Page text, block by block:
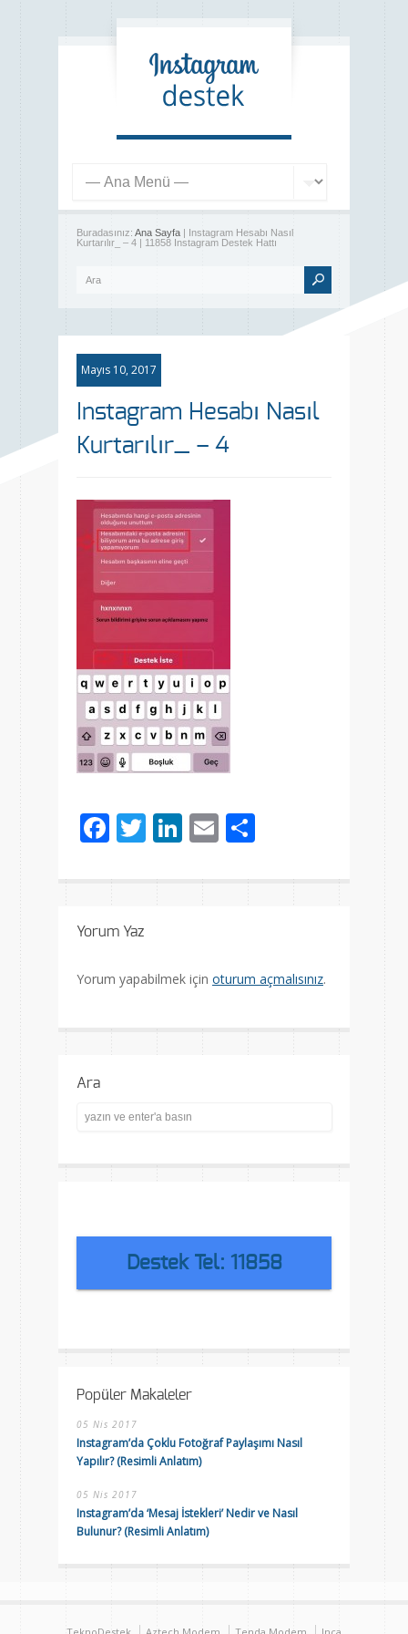
Buradasınız: Ana Sayfa | Instagram Hesabı Nasıl
Kurtarılır_ – 4 | 11858 Instagram Destek Hattı
Mayıs 10, 2017
Instagram Hesabı Nasıl
Kurtarılır_ – 4
Facebook
Twitter
LinkedIn
Email
Yorum Yaz
Yorum yapabilmek için oturum açmalısınız.
Ara
Destek Tel: 11858
Popüler Makaleler
05 Nis 2017
Instagram’da Çoklu Fotoğraf Paylaşımı Nasıl
Yapılır? (Resimli Anlatım)
05 Nis 2017
Instagram’da ‘Mesaj İstekleri’ Nedir ve Nasıl
Bulunur? (Resimli Anlatım)